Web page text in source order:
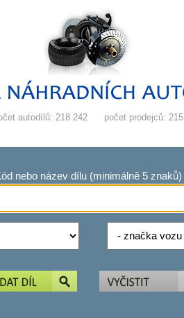
autodílů: 218 242 počet prodejců: 215
nebo název dílu (minimálně 5 znaků)